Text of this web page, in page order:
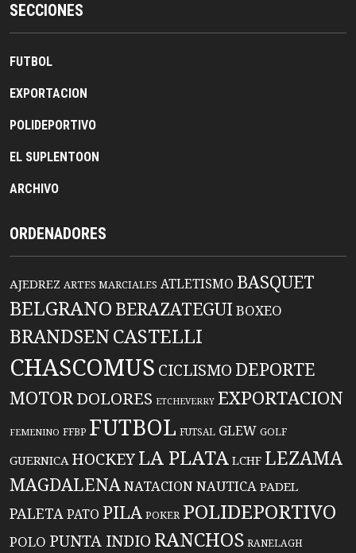
SECCIONES
FUTBOL
EXPORTACION
POLIDEPORTIVO
EL SUPLENTOON
ARCHIVO
ORDENADORES
AJEDREZ ARTES MARCIALES ATLETISMO BASQUET
BELGRANO BERAZATEGUIBOXEO
BRANDSENCASTELLI
CHASCOMUS CICLISMO DEPORTE
MOTORDOLORES ETCHEVERRY EXPORTACION
FEMENINO FFBP FUTBOL FUTSAL GLEW GOLF
GUERNICA HOCKEYLA PLATA LCHF LEZAMA
MAGDALENANATACIONNAUTICA PADEL
PALETAPATO PILA POKER POLIDEPORTIVO
POLO PUNTA INDIO RANCHOS RANELAGH